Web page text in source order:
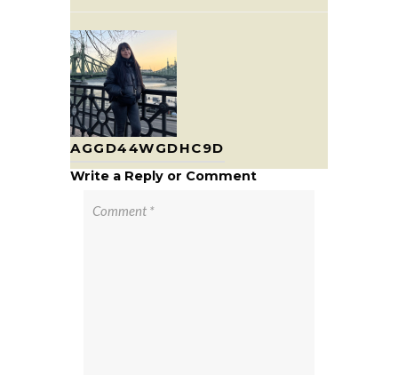
AGGD44WGDHC9D
Write a Reply or Comment